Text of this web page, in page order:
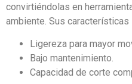
convirtiéndolas en
ambiente. Sus características
Ligereza para mayor
Bajo mantenimiento.
Capacidad de corte